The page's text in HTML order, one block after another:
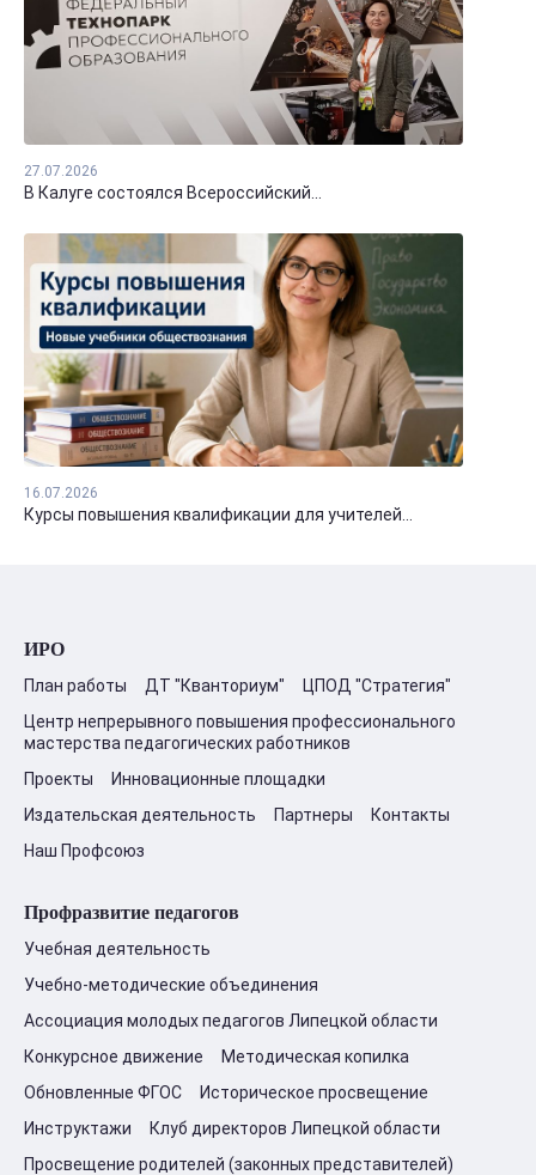
27.07.2026
В Калуге состоялся Всероссийский...
16.07.2026
Курсы повышения квалификации для учителей...
ИРО
План работы ДТ "Кванториум"
ЦПОД "Стратегия"
Центр непрерывного повышения профессионального
мастерства педагогических работников
Проекты
Инновационные площадки
Издательская деятельность
Партнеры
Контакты
Наш Профсоюз
Профразвитие педагогов
Учебная деятельность
Учебно-методические объединения
Ассоциация молодых педагогов Липецкой области
Конкурсное движение
Методическая копилка
Обновленные ФГОС
Историческое просвещение
Инструктажи
Клуб директоров Липецкой области
Просвещение родителей (законных представителей)